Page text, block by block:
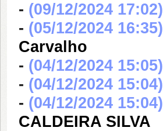
- (09/12/2024 17:02)
- (05/12/2024 16:35)
Carvalho
- (04/12/2024 15:05)
- (04/12/2024 15:04)
- (04/12/2024 15:04)
CALDEIRA SILVA